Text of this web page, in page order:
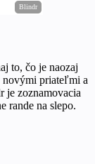
to, čo je naozaj
novými priateľmi a
je zoznamovacia
rande na slepo.